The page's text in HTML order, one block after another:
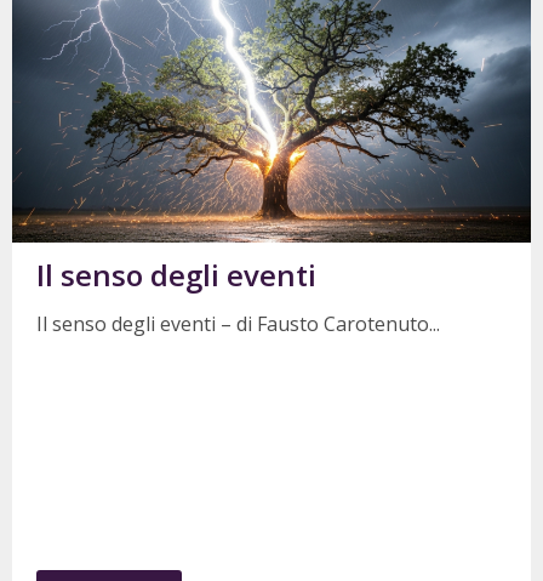
Il senso degli eventi
Il senso degli eventi – di Fausto Carotenuto